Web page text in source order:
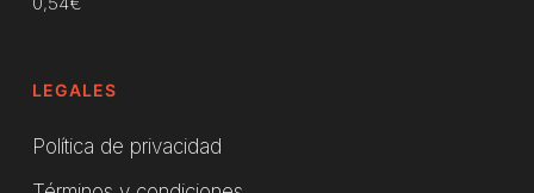
LEGALES
Política de privacidad